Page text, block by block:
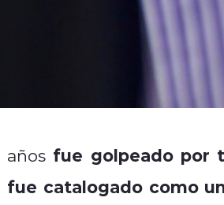
años fue golpeado por
fue catalogado como